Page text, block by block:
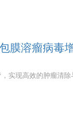
膜溶瘤病毒
实现高效的肿瘤清除